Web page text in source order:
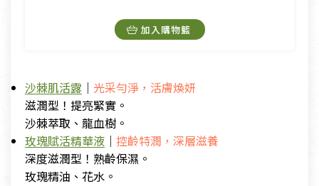
加入購物籃
沙棘肌活露 ｜ 光采勻淨，活膚煥妍
滋潤型！提亮緊實。
沙棘萃取、龍血樹。
玫瑰賦活精華液 ｜ 控齡特潤，深層滋養
深度滋潤型！熟齡保濕。
玫瑰精油、花水。